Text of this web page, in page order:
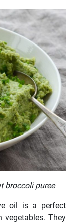
broccoli puree
oil is a perfect
They